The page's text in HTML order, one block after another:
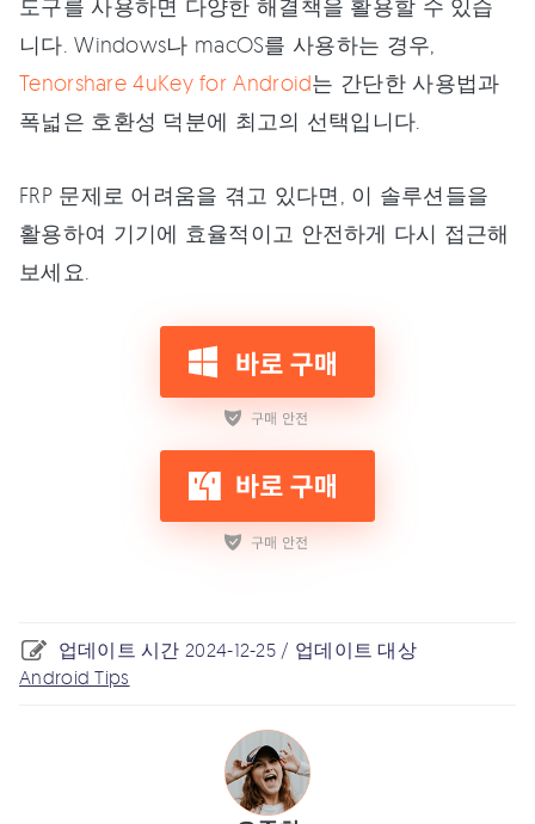
도구를 사용하면 다양한 해결책을 활용할 수 있습
니다. Windows나 macOS를 사용하는 경우,
Tenorshare 4uKey for Android는 간단한 사용법과
폭넓은 호환성 덕분에 최고의 선택입니다.
FRP 문제로 어려움을 겪고 있다면, 이 솔루션들을
활용하여 기기에 효율적이고 안전하게 다시 접근해
보세요.
업데이트 시간 2024-12-25 / 업데이트 대상
Android Tips